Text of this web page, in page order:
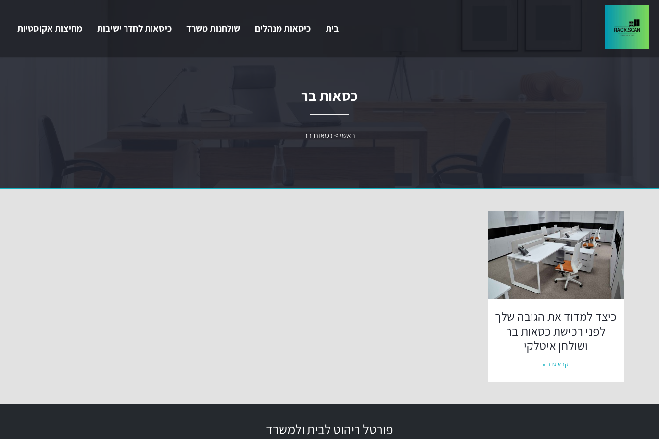
בית כיסאות מנהלים שולחנות משרד כיסאות לחדר ישיבות מחיצות אקוסטיות
כסאות בר
ראשי>כסאות בר
כיצד למדוד את הגובה שלך
לפני רכישת כסאות בר
ושולחן איטלקי
קרא עוד »
פורטל ריהוט לבית ולמשרד